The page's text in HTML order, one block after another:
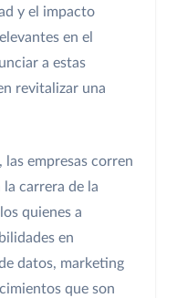
y el impacto
en el
a estas
revitalizar una
las empresas corren
la carrera de la
quienes a
en
datos, marketing
que son